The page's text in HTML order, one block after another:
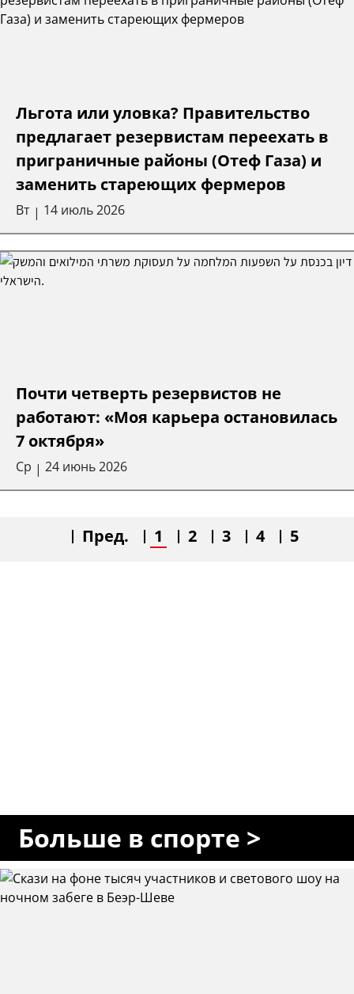
Льгота или уловка? Правительство
предлагает резервистам переехать в
приграничные районы (Отеф Газа) и
заменить стареющих фермеров
Вт | 14 июль 2026
Почти четверть резервистов не
работают: «Моя карьера остановилась
7 октября»
Ср | 24 июнь 2026
Пред. 1 2 3 4 5
Больше в спорте >